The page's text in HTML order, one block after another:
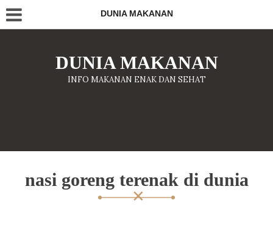
DUNIA MAKANAN
DUNIA MAKANAN
INFO MAKANAN ENAK DAN SEHAT
nasi goreng terenak di dunia